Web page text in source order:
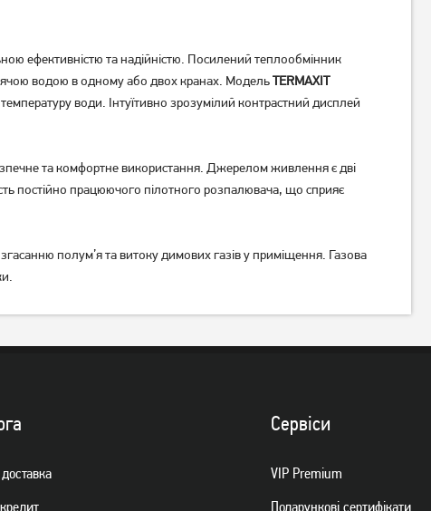
ефективністю та надійністю. Посилений теплообмінник
водою в одному або двох кранах. МодельTERMAXIT
води. Інтуїтивно зрозумілий контрастний дисплей
та комфортне використання. Джерелом живлення є дві
постійно працюючого пілотного розпалювача, що сприяє
полум’я та витоку димових газів у приміщення. Газова
Сервiси
VIP Premium
Подарункові сертифікати